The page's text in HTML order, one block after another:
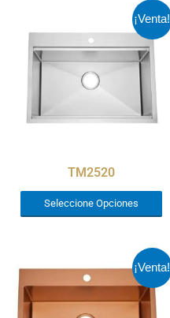
¡Venta!
TM2520
Seleccione Opciones
¡Venta!